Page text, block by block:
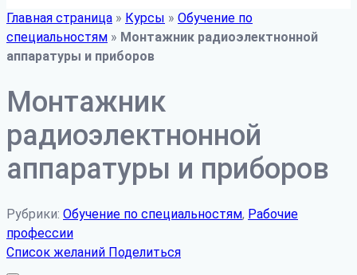
Главная страница » Курсы » Обучение по
специальностям » Монтажник радиоэлектнонной
аппаратуры и приборов
Монтажник
радиоэлектнонной
аппаратуры и приборов
Рубрики: Обучение по специальностям, Рабочие
профессии
Список желаний Поделиться